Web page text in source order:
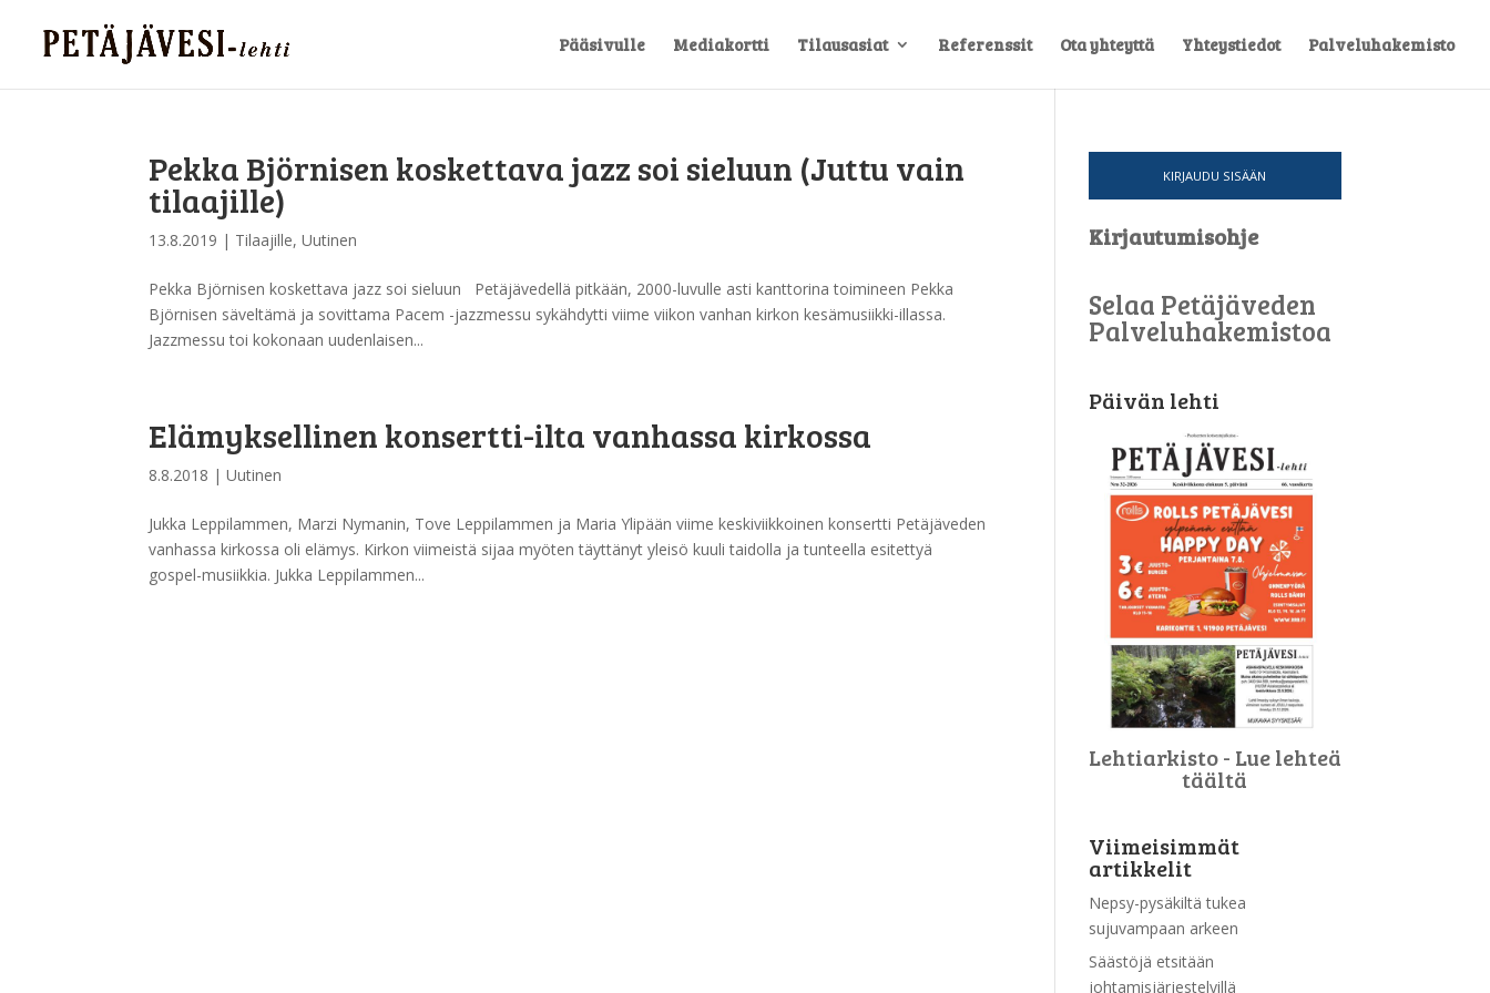
Pääsivulle Mediakortti Tilausasiat Referenssit Ota yhteyttä Yhteystiedot Palveluhakemisto
Pekka Björnisen koskettava jazz soi sieluun (Juttu vain
tilaajille)
13.8.2019 | Tilaajille,Uutinen
Pekka Björnisen koskettava jazz soi sieluun Petäjävedellä pitkään, 2000-luvulle asti kanttorina toimineen Pekka
Björnisen säveltämä ja sovittama Pacem -jazzmessu sykähdytti viime viikon vanhan kirkon kesämusiikki-illassa.
Jazzmessu toi kokonaan uudenlaisen...
Elämyksellinen konsertti-ilta vanhassa kirkossa
8.8.2018 |Uutinen
Jukka Leppilammen, Marzi Nymanin, Tove Leppilammen ja Maria Ylipään viime keskiviikkoinen konsertti Petäjäveden
vanhassa kirkossa oli elämys. Kirkon viimeistä sijaa myöten täyttänyt yleisö kuuli taidolla ja tunteella esitettyä
gospel-musiikkia. Jukka Leppilammen...
KIRJAUDU SISÄÄN
Kirjautumisohje
Selaa Petäjäveden
Palveluhakemistoa
Päivän lehti
Lehtiarkisto - Lue lehteä
täältä
Viimeisimmät
artikkelit
Nepsy-pysäkiltä tukea
sujuvampaan arkeen
Säästöjä etsitään
johtamisjärjestelyillä